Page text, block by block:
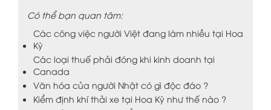
Có thể bạn quan tâm:
Các công việc người Việt đang làm nhiều tại Hoa
Kỳ
Các loại thuế phải đóng khi kinh doanh tại
Canada
Văn hóa của người Nhật có gì độc đáo ?
Kiểm định khí thải xe tại Hoa Kỳ như thế nào ?